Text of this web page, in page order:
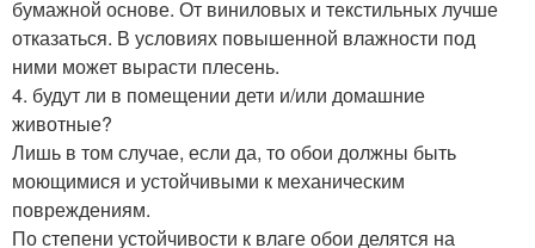
бумажной основе. От виниловых и текстильных лучше
отказаться. В условиях повышенной влажности под
ними может вырасти плесень.
4. будут ли в помещении дети и/или домашние
животные?
Лишь в том случае, если да, то обои должны быть
моющимися и устойчивыми к механическим
повреждениям.
По степени устойчивости к влаге обои делятся на